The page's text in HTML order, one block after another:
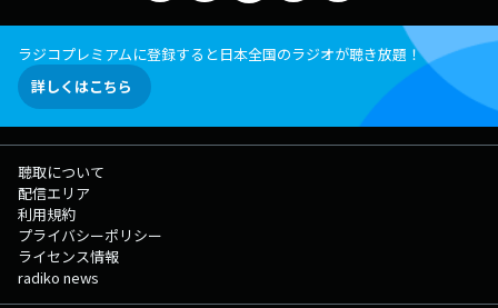
ラジコプレミアムに登録すると日本全国のラジオが聴き放題！
詳しくはこちら
聴取について
配信エリア
利用規約
プライバシーポリシー
ライセンス情報
radiko news